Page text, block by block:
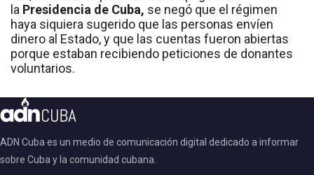
la Presidencia de Cuba, se negó que el régimen
haya siquiera sugerido que las personas envíen
dinero al Estado, y que las cuentas fueron abiertas
porque estaban recibiendo peticiones de donantes
voluntarios.
ADN Cuba es un medio de comunicación digital dedicado a informar
sobre Cuba y la comunidad cubana.